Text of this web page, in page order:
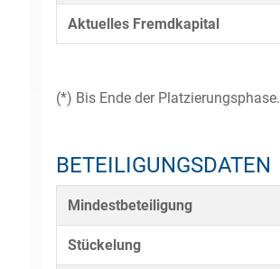
Aktuelles Fremdkapital
(*) Bis Ende der Platzierungsphase.
BETEILIGUNGSDATEN
Mindestbeteiligung
Stückelung